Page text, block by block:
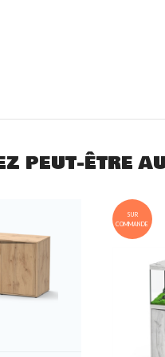
PEUT-ÊTRE
SUR
COMMANDE